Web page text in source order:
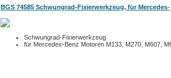
BGS 74585 Schwungrad-Fixierwerkzeug, für Mercedes-
Schwungrad-Fixierwerkzeug
für Mercedes-Benz Motoren M133, M270, M607,